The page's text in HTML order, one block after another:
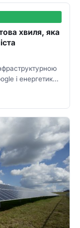
хвиля, яка
і енергетика